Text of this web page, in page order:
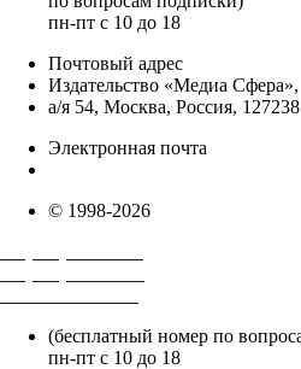
пн-пт с 10 до 18
Почтовый адрес
Издательство «Медиа Сфера»,
а/я 54, Москва, Россия, 127238
Электронная почта
© 1998-2026
(бесплатный номер по
пн-пт с 10 до 18